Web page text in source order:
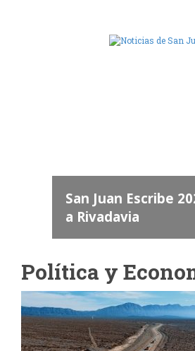
San Juan Escribe
a Rivadavia
Política y